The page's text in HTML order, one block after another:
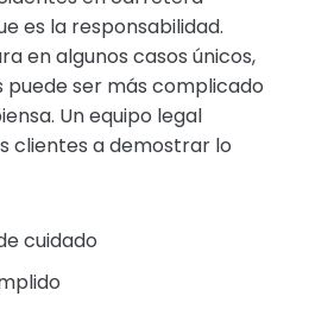
es la responsabilidad.
en algunos casos únicos,
ser más complicado
Un equipo legal
clientes a demostrar lo
cuidado